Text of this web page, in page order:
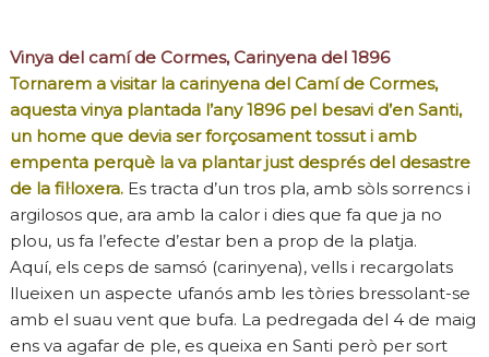
Vinya del camí de Cormes, Carinyena del 1896
Tornarem a visitar la carinyena del Camí de Cormes,
aquesta vinya plantada l’any 1896 pel besavi d’en Santi,
un home que devia ser forçosament tossut i amb
empenta perquè la va plantar just després del desastre
de la fil·loxera. Es tracta d’un tros pla, amb sòls sorrencs i
argilosos que, ara amb la calor i dies que fa que ja no
plou, us fa l’efecte d’estar ben a prop de la platja.
Aquí, els ceps de samsó (carinyena), vells i recargolats
llueixen un aspecte ufanós amb les tòries bressolant-se
amb el suau vent que bufa. La pedregada del 4 de maig
ens va agafar de ple, es queixa en Santi però per sort